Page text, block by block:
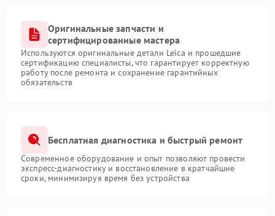
Оригинальные запчасти и
сертифицированные мастера
Используются оригинальные детали Leica и прошедшие
сертификацию специалисты, что гарантирует корректную
работу после ремонта и сохранение гарантийных
обязательств
Бесплатная диагностика и быстрый ремонт
Современное оборудование и опыт позволяют провести
экспресс-диагностику и восстановление в кратчайшие
сроки, минимизируя время без устройства